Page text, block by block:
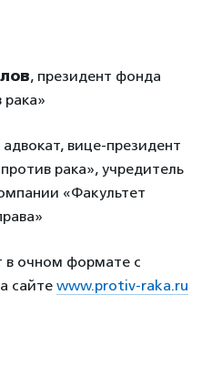
, президент фонда
рака»
адвокат, вице-президент
рака», учредитель
«Факультет
в очном формате с
сайте www.protiv-raka.ru